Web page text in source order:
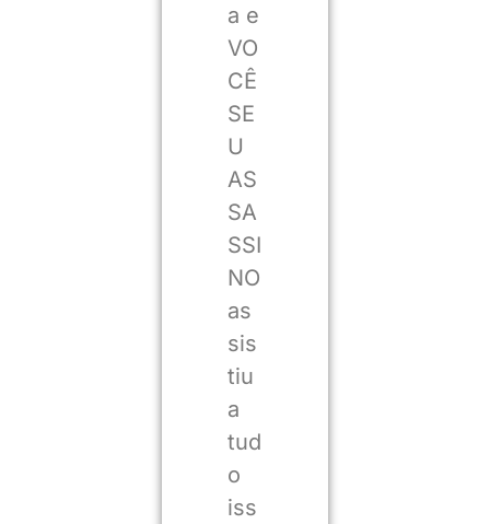
a e
VO
CÊ
SE
U
AS
SA
SSI
NO
as
sis
tiu
a
tud
o
iss